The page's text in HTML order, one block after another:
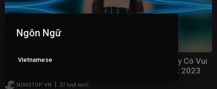
Danh Vọng Remix - Giờ Người Phương Xa Nơi Ấy Có Vui
Không Người Remix - Nhạc Trẻ Remix Hay Nhất 2023
NONSTOP VN 37 lượt xem
Ngôn Ngữ
Vietnamese